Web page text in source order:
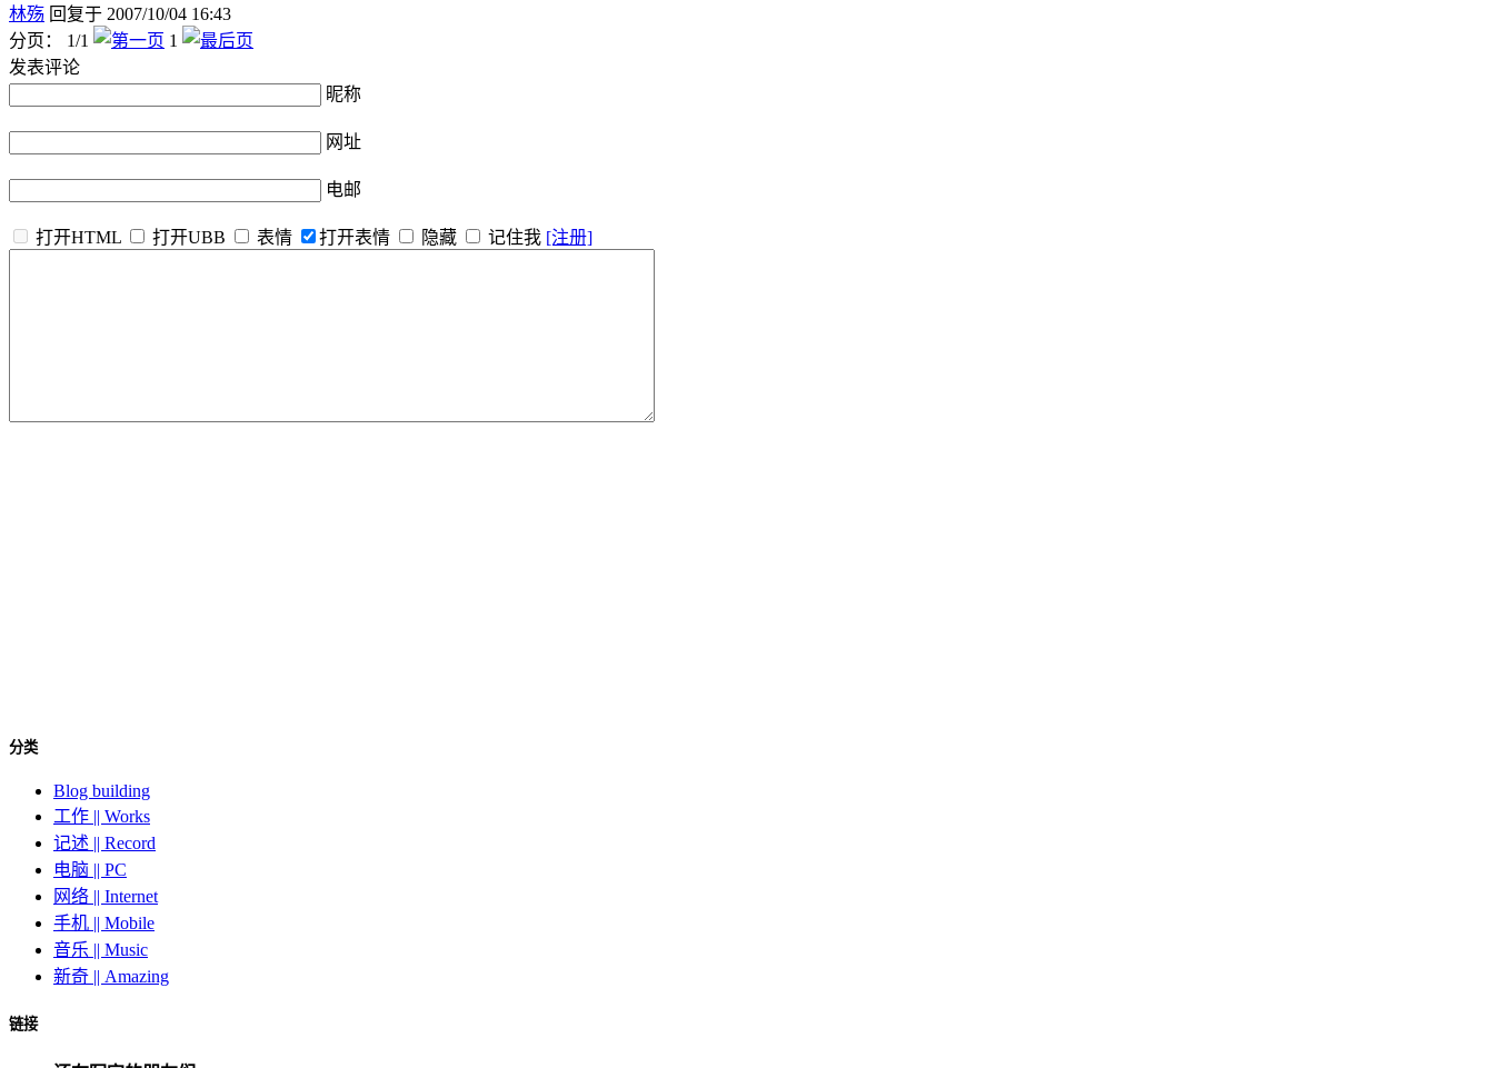
林殇 回复于 2007/10/04 16:43
分页： 1/1
1
发表评论
昵称
网址
电邮
打开HTML 打开UBB 表情 打开表情 隐藏 记住我 [注册]
分类
Blog building
工作 || Works
记述 || Record
电脑 || PC
网络 || Internet
手机 || Mobile
音乐 || Music
新奇 || Amazing
链接